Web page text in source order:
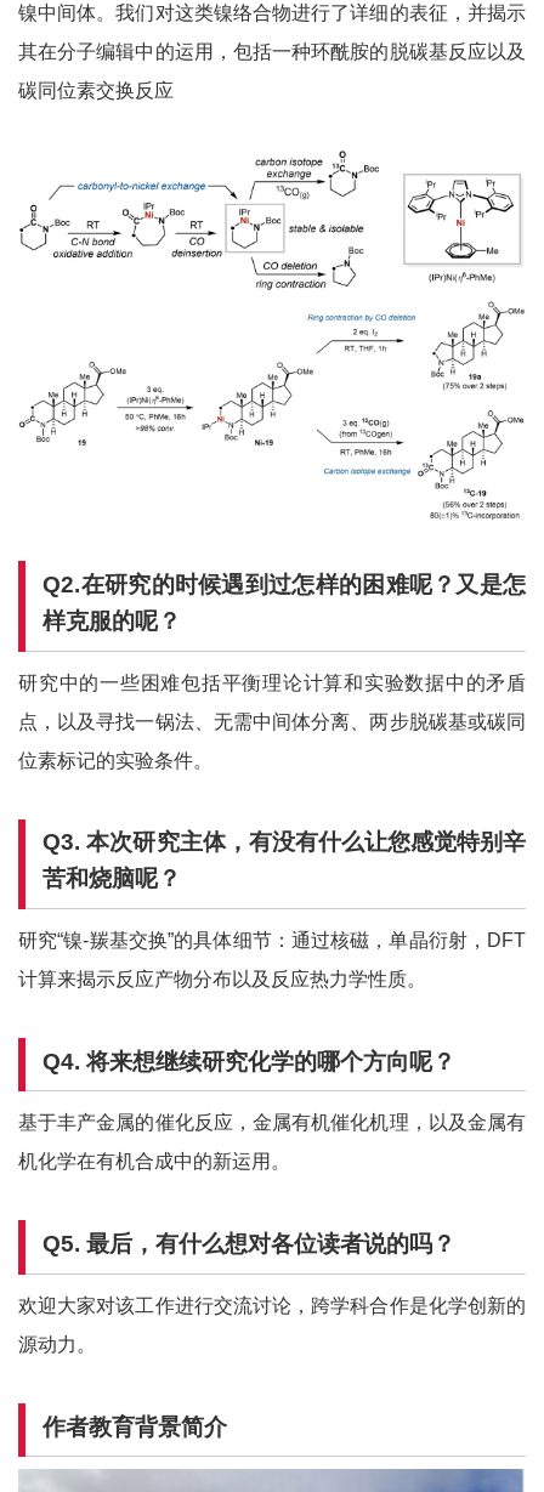
镍中间体。我们对这类镍络合物进行了详细的表征，并揭示
其在分子编辑中的运用，包括一种环酰胺的脱碳基反应以及
碳同位素交换反应
Q2.在研究的时候遇到过怎样的困难呢？又是怎
样克服的呢？
研究中的一些困难包括平衡理论计算和实验数据中的矛盾
点，以及寻找一锅法、无需中间体分离、两步脱碳基或碳同
位素标记的实验条件。
Q3. 本次研究主体，有没有什么让您感觉特别辛
苦和烧脑呢？
研究“镍-羰基交换”的具体细节：通过核磁，单晶衍射，DFT
计算来揭示反应产物分布以及反应热力学性质。
Q4.将来想继续研究化学的哪个方向呢？
基于丰产金属的催化反应，金属有机催化机理，以及金属有
机化学在有机合成中的新运用。
Q5. 最后，有什么想对各位读者说的吗？
欢迎大家对该工作进行交流讨论，跨学科合作是化学创新的
源动力。
作者教育背景简介